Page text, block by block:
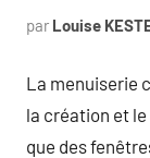
par Louise
La menuiserie
la création et
que des